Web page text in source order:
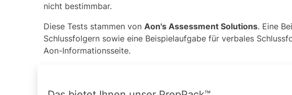
nicht bestimmbar.
Diese Tests stammen von Aon's Assessment Solutions. Eine
Schlussfolgern sowie eine Beispielaufgabe für verbales
Aon-Informationsseite.